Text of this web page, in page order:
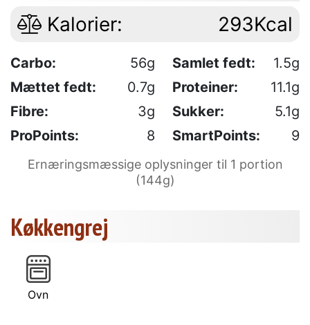
Kalorier: 293Kcal
Carbo: 56g Samlet fedt:
1.5g
Mættet fedt:
0.7g Proteiner:
11.1g
Fibre:
3g Sukker:
5.1g
ProPoints:
8 SmartPoints: 9
Ernæringsmæssige oplysninger til 1 portion
(144g)
Køkkengrej
Ovn